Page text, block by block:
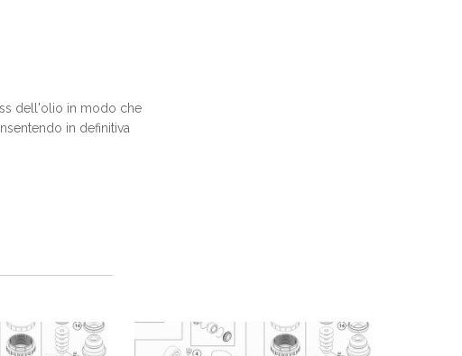
dell'olio in modo che
in definitiva